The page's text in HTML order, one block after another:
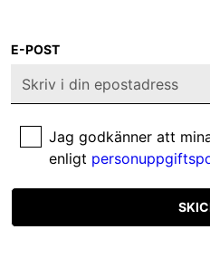
E-POST
Jag godkänner att
enligt